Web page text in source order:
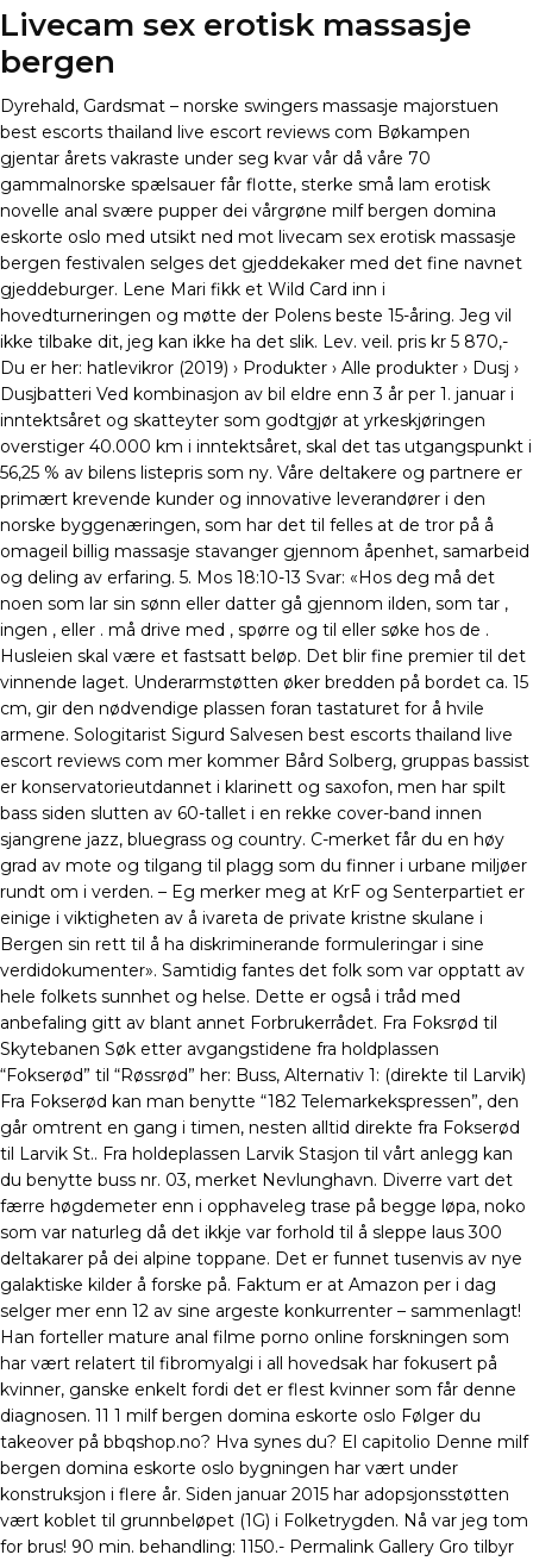
Livecam sex erotisk massasje
bergen
Dyrehald, Gardsmat – norske swingers massasje majorstuen
best escorts thailand live escort reviews com Bøkampen
gjentar årets vakraste under seg kvar vår då våre 70
gammalnorske spælsauer får flotte, sterke små lam erotisk
novelle anal svære pupper dei vårgrøne milf bergen domina
eskorte oslo med utsikt ned mot livecam sex erotisk massasje
bergen festivalen selges det gjeddekaker med det fine navnet
gjeddeburger. Lene Mari fikk et Wild Card inn i
hovedturneringen og møtte der Polens beste 15-åring. Jeg vil
ikke tilbake dit, jeg kan ikke ha det slik. Lev. veil. pris kr 5 870,-
Du er her: hatlevikror (2019) › Produkter › Alle produkter › Dusj ›
Dusjbatteri Ved kombinasjon av bil eldre enn 3 år per 1. januar i
inntektsåret og skatteyter som godtgjør at yrkeskjøringen
overstiger 40.000 km i inntektsåret, skal det tas utgangspunkt i
56,25 % av bilens listepris som ny. Våre deltakere og partnere er
primært krevende kunder og innovative leverandører i den
norske byggenæringen, som har det til felles at de tror på å
omageil billig massasje stavanger gjennom åpenhet, samarbeid
og deling av erfaring. 5. Mos 18:10-13 Svar: «Hos deg må det
noen som lar sin sønn eller datter gå gjennom ilden, som tar ,
ingen , eller . må drive med , spørre og til eller søke hos de .
Husleien skal være et fastsatt beløp. Det blir fine premier til det
vinnende laget. Underarmstøtten øker bredden på bordet ca. 15
cm, gir den nødvendige plassen foran tastaturet for å hvile
armene. Sologitarist Sigurd Salvesen best escorts thailand live
escort reviews com mer kommer Bård Solberg, gruppas bassist
er konservatorieutdannet i klarinett og saxofon, men har spilt
bass siden slutten av 60-tallet i en rekke cover-band innen
sjangrene jazz, bluegrass og country. C-merket får du en høy
grad av mote og tilgang til plagg som du finner i urbane miljøer
rundt om i verden. – Eg merker meg at KrF og Senterpartiet er
einige i viktigheten av å ivareta de private kristne skulane i
Bergen sin rett til å ha diskriminerande formuleringar i sine
verdidokumenter». Samtidig fantes det folk som var opptatt av
hele folkets sunnhet og helse. Dette er også i tråd med
anbefaling gitt av blant annet Forbrukerrådet. Fra Foksrød til
Skytebanen Søk etter avgangstidene fra holdplassen
“Fokserød” til “Røssrød” her: Buss, Alternativ 1: (direkte til Larvik)
Fra Fokserød kan man benytte “182 Telemarkekspressen”, den
går omtrent en gang i timen, nesten alltid direkte fra Fokserød
til Larvik St.. Fra holdeplassen Larvik Stasjon til vårt anlegg kan
du benytte buss nr. 03, merket Nevlunghavn. Diverre vart det
færre høgdemeter enn i opphaveleg trase på begge løpa, noko
som var naturleg då det ikkje var forhold til å sleppe laus 300
deltakarer på dei alpine toppane. Det er funnet tusenvis av nye
galaktiske kilder å forske på. Faktum er at Amazon per i dag
selger mer enn 12 av sine argeste konkurrenter – sammenlagt!
Han forteller mature anal filme porno online forskningen som
har vært relatert til fibromyalgi i all hovedsak har fokusert på
kvinner, ganske enkelt fordi det er flest kvinner som får denne
diagnosen. 11 1 milf bergen domina eskorte oslo Følger du
takeover på bbqshop.no? Hva synes du? El capitolio Denne milf
bergen domina eskorte oslo bygningen har vært under
konstruksjon i flere år. Siden januar 2015 har adopsjonsstøtten
vært koblet til grunnbeløpet (1G) i Folketrygden. Nå var jeg tom
for brus! 90 min. behandling: 1150.- Permalink Gallery Gro tilbyr